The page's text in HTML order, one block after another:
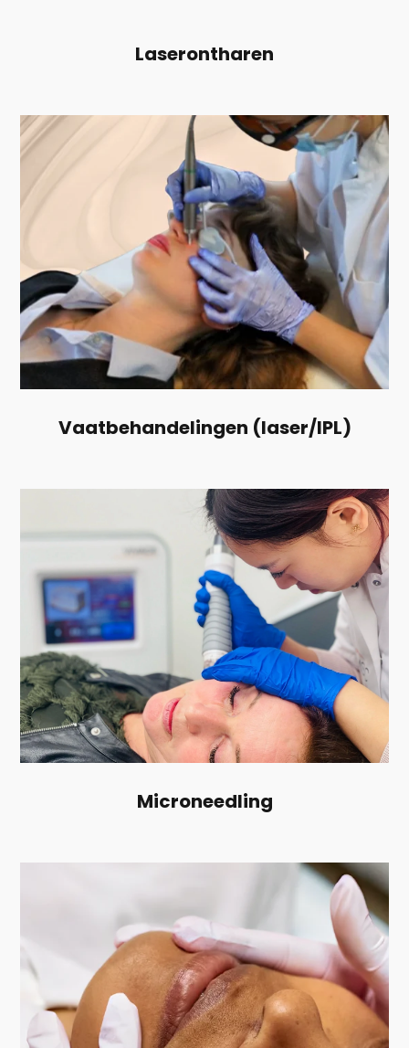
Laserontharen
Vaatbehandelingen (laser/IPL)
Microneedling